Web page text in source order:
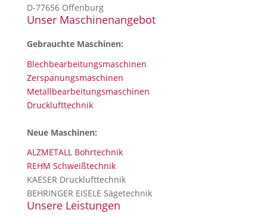
D-77656 Offenburg
Unser Maschinenangebot
Gebrauchte Maschinen:
Blechbearbeitungsmaschinen
Zerspanungsmaschinen
Metallbearbeitungsmaschinen
Drucklufttechnik
Neue Maschinen:
ALZMETALL Bohrtechnik
REHM Schweißtechnik
KAESER Drucklufttechnik
BEHRINGER EISELE Sägetechnik
Unsere Leistungen